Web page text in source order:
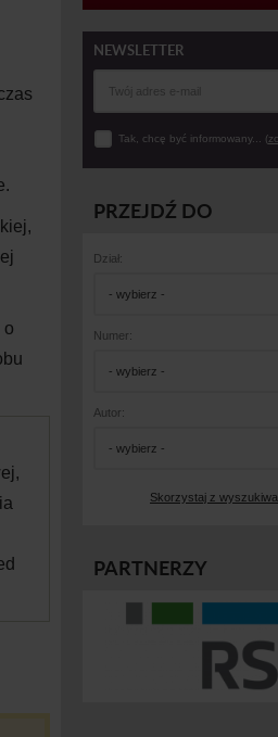
o
NEWSLETTER
Tak, chcę być informowany... (
PRZEJDŹ DO
Dział:
- wybierz -
Numer:
- wybierz -
Autor:
- wybierz -
Skorzystaj z
PARTNERZY